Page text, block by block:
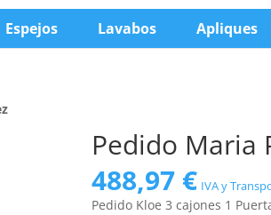
Espejos Lavabos Apliques
Pedido Maria
488,97 € IVA y
Pedido Kloe 3 cajones 1